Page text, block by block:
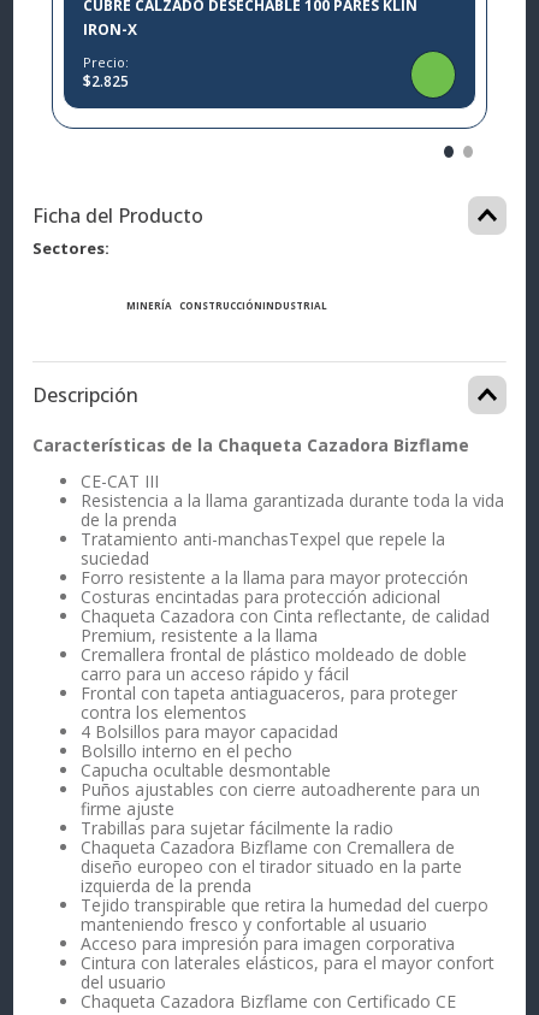
CUBRE CALZADO DESECHABLE 100 PARES KLIN
IRON-X
Precio:
$2.825
Ficha del Producto
Sectores
MINERÍA CONSTRUCCIÓNINDUSTRIAL
Descripción
Características de la Chaqueta Cazadora Bizflame
CE-CAT III
Resistencia a la llama garantizada durante toda la vida
de la prenda
Tratamiento anti-manchasTexpel que repele la
suciedad
Forro resistente a la llama para mayor protección
Costuras encintadas para protección adicional
Chaqueta Cazadora con Cinta reflectante, de calidad
Premium, resistente a la llama
Cremallera frontal de plástico moldeado de doble
carro para un acceso rápido y fácil
Frontal con tapeta antiaguaceros, para proteger
contra los elementos
4 Bolsillos para mayor capacidad
Bolsillo interno en el pecho
Capucha ocultable desmontable
Puños ajustables con cierre autoadherente para un
firme ajuste
Trabillas para sujetar fácilmente la radio
Chaqueta Cazadora Bizflame con Cremallera de
diseño europeo con el tirador situado en la parte
izquierda de la prenda
Tejido transpirable que retira la humedad del cuerpo
manteniendo fresco y confortable al usuario
Acceso para impresión para imagen corporativa
Cintura con laterales elásticos, para el mayor confort
del usuario
Chaqueta Cazadora Bizflame con Certificado CE